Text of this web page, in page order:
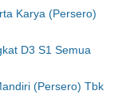
Karya (Persero)
D3 S1 Semua
(Persero) Tbk